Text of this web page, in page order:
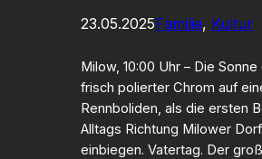
23.05.2025Familie, Kultur
Milow, 10:00 Uhr – Die
frisch polierter Chrom auf
Rennboliden, als die ersten
Alltags Richtung Milower
einbiegen. Vatertag. Der